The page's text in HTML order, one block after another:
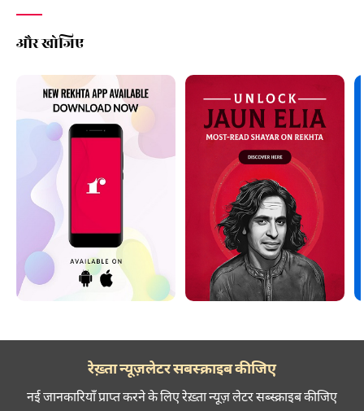
और खोजिए
रेख़्ता न्यूज़लेटर सबस्क्राइब कीजिए
नई जानकारियाँ प्राप्त करने के लिए रेख़्ता न्यूज़ लेटर सब्स्क्राइब कीजिए